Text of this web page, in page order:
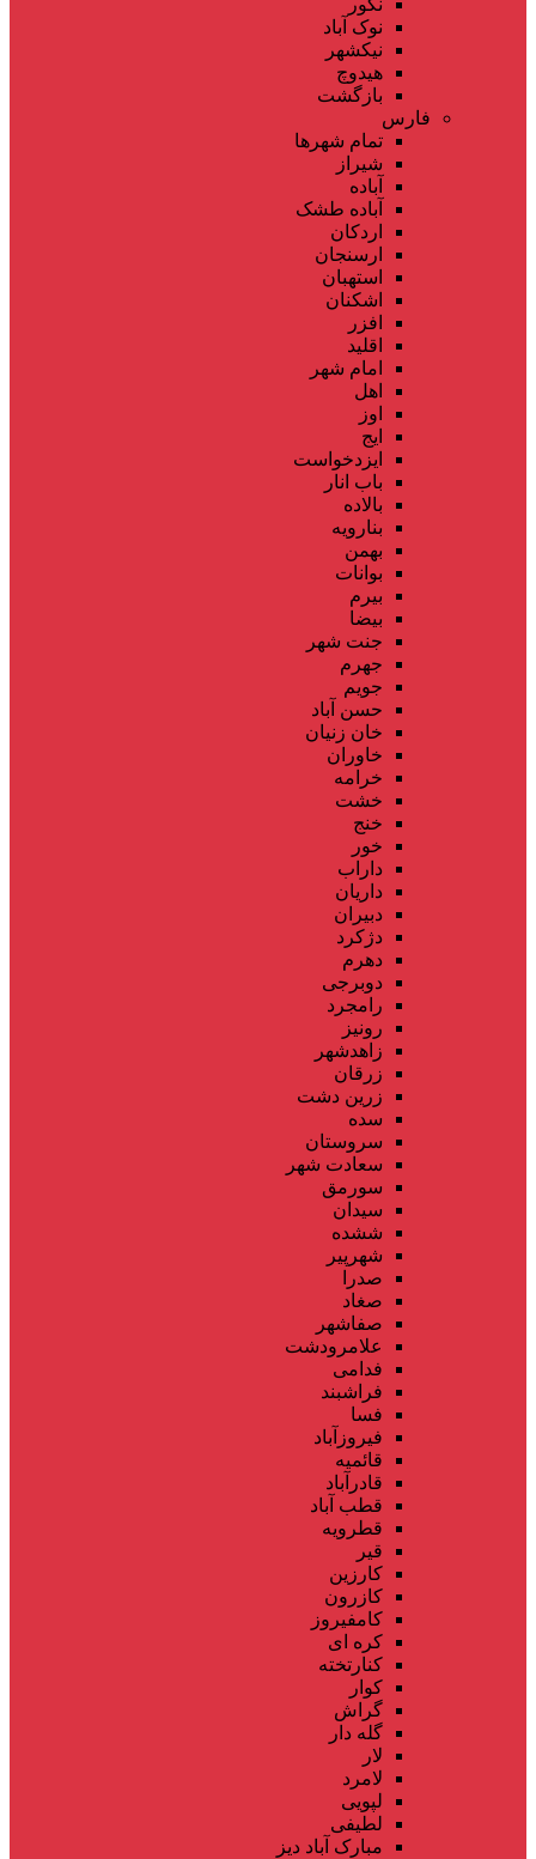
نوک آباد
نیکشهر
هیدوچ
بازگشت
فارس
تمام شهر‌ها
شیراز
آباده
آباده طشک
اردکان
ارسنجان
استهبان
اشکنان
افزر
اقلید
امام شهر
اهل
اوز
ایج
ایزدخواست
باب انار
بالاده
بنارویه
بهمن
بوانات
بیرم
بیضا
جنت شهر
جهرم
جویم
حسن آباد
خان زنیان
خاوران
خرامه
خشت
خنج
خور
داراب
داریان
دبیران
دژکرد
دهرم
دوبرجی
رامجرد
رونیز
زاهدشهر
زرقان
زرین دشت
سده
سروستان
سعادت شهر
سورمق
سیدان
ششده
شهرپیر
صدرا
صغاد
صفاشهر
علامرودشت
فدامی
فراشبند
فسا
فیروزآباد
قائمیه
قادرآباد
قطب آباد
قطرویه
قیر
کارزین
کازرون
کامفیروز
کره ای
کنارتخته
کوار
گراش
گله دار
لار
لامرد
لپویی
لطیفی
مبارک آباد دیز